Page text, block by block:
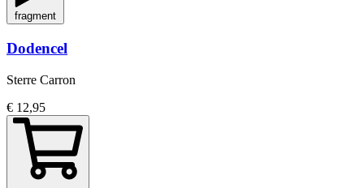
fragment
Dodencel
Sterre Carron
€ 12,95